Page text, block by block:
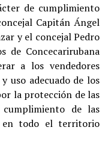
de cumplimiento
Capitán Ángel
y el concejal Pedro
de Concecarirubana
a los vendedores
uso adecuado de los
la protección de las
de las
en todo el territorio